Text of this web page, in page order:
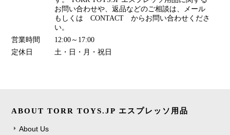
お問い合わせや、返品などのご相談は、メール
もしくは CONTACT からお問い合わせくださ
い。
営業時間
12:00～17:00
定休日
土・日・月・祝日
ABOUT TORR TOYS.JP エスプレッソ用品
About Us